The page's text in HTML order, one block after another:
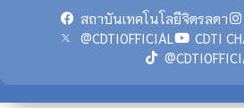
สถาบันเทคโนโลยีจิตรลดา
@CDTIOFFICIAL
CDTI